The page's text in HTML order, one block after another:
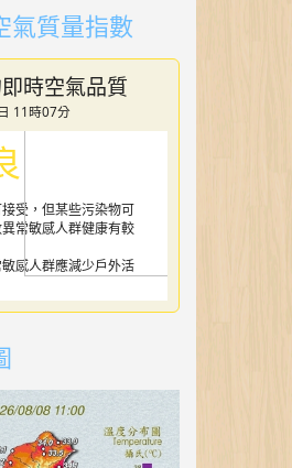
氣質量指數
時空氣品質
11時07分
受，但某些污染物可
常敏感人群健康有較
感人群應減少戶外活